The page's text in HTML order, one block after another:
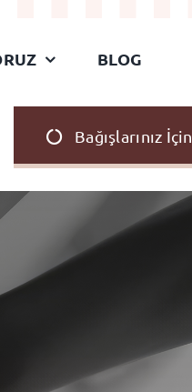
BLOG
Bağışlarınız İçin